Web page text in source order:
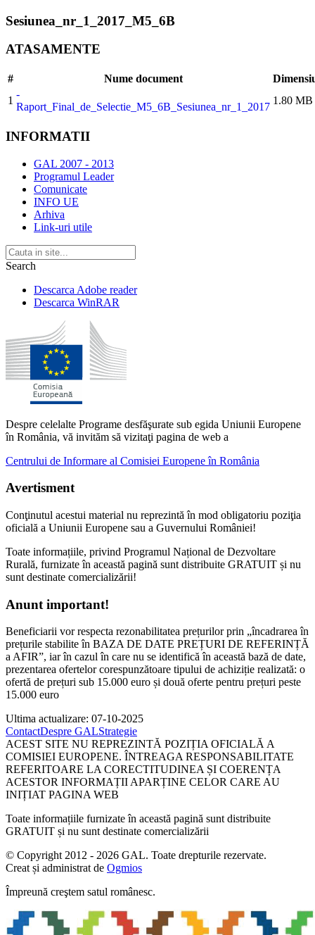
Sesiunea_nr_1_2017_M5_6B
ATASAMENTE
# Nume document
1
-
Raport_Final_de_Selectie_M5_6B_Sesiunea_nr_1_2017
1.80 MB
INFORMATII
GAL 2007 - 2013
Programul Leader
Comunicate
INFO UE
Arhiva
Link-uri utile
Search
Descarca Adobe reader
Descarca WinRAR
Despre celelalte Programe desfăşurate sub egida Uniunii Europene
în România, vă invităm să vizitaţi pagina de web a
Centrului de Informare al Comisiei Europene în România
Avertisment
Conţinutul acestui material nu reprezintă în mod obligatoriu poziţia
oficială a Uniunii Europene sau a Guvernului României!
Toate informațiile, privind Programul Național de Dezvoltare
Rurală, furnizate în această pagină sunt distribuite GRATUIT și nu
sunt destinate comercializării!
Anunt important!
Beneficiarii vor respecta rezonabilitatea prețurilor prin „încadrarea în
prețurile stabilite în BAZA DE DATE PREȚURI DE REFERINȚĂ
a AFIR”, iar în cazul în care nu se identifică în această bază de date,
prezentarea ofertelor corespunzătoare tipului de achiziție realizată: o
ofertă de prețuri sub 15.000 euro și două oferte pentru prețuri peste
15.000 euro
Ultima actualizare: 07-10-2025
ContactDespre GALStrategie
ACEST SITE NU REPREZINTĂ POZIȚIA OFICIALĂ A
COMISIEI EUROPENE. ÎNTREAGA RESPONSABILITATE
REFERITOARE LA CORECTITUDINEA ȘI COERENȚA
ACESTOR INFORMAȚII APARȚINE CELOR CARE AU
INIȚIAT PAGINA WEB
Toate informațiile furnizate în această pagină sunt distribuite
GRATUIT și nu sunt destinate comercializării
© Copyright 2012 - 2026 GAL. Toate drepturile rezervate.
Creat și administrat de Ogmios
Împreună creştem satul românesc.